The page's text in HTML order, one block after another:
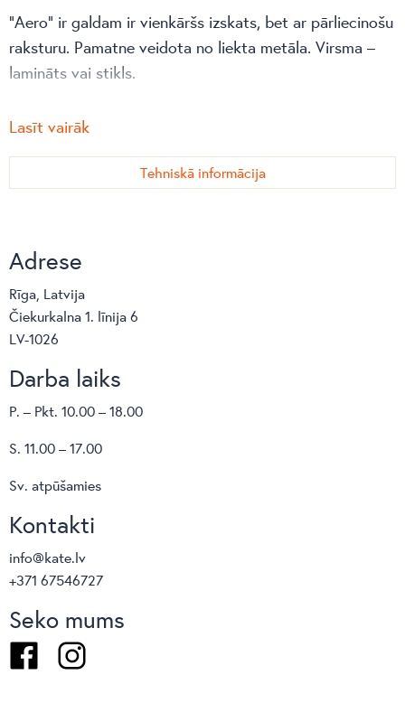
“Aero” ir galdam ir vienkāršs izskats, bet ar pārliecinošu
raksturu. Pamatne veidota no liekta metāla. Virsma –
lamināts vai stikls.
Lasīt vairāk
Tehniskā informācija
Adrese
Rīga, Latvija
Čiekurkalna 1. līnija 6
LV-1026
Darba laiks
P. – Pkt. 10.00 – 18.00
S. 11.00 – 17.00
Sv. atpūšamies
Kontakti
info@kate.lv
+371 67546727
Seko mums
FacebookInstagram